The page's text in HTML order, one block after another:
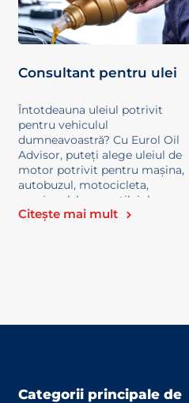
Consultant pentru ulei
Întotdeauna uleiul potrivit
pentru vehiculul
dumneavoastră? Cu Eurol Oil
Advisor, puteți alege uleiul de
motor potrivit pentru mașina,
autobuzul, motocicleta,
camionul, barca, utilajul sau
vehiculul agricol (tractorul)
Citește mai mult
Categorii principale de